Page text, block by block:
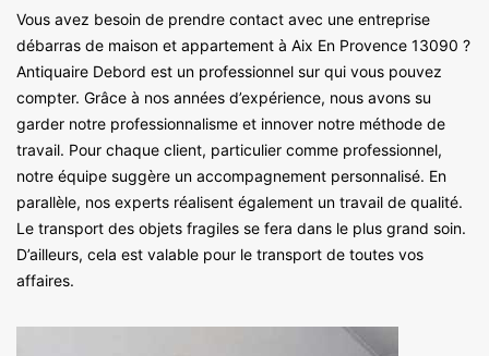
Vous avez besoin de prendre contact avec une entreprise
débarras de maison et appartement à Aix En Provence 13090 ?
Antiquaire Debord est un professionnel sur qui vous pouvez
compter. Grâce à nos années d’expérience, nous avons su
garder notre professionnalisme et innover notre méthode de
travail. Pour chaque client, particulier comme professionnel,
notre équipe suggère un accompagnement personnalisé. En
parallèle, nos experts réalisent également un travail de qualité.
Le transport des objets fragiles se fera dans le plus grand soin.
D’ailleurs, cela est valable pour le transport de toutes vos
affaires.